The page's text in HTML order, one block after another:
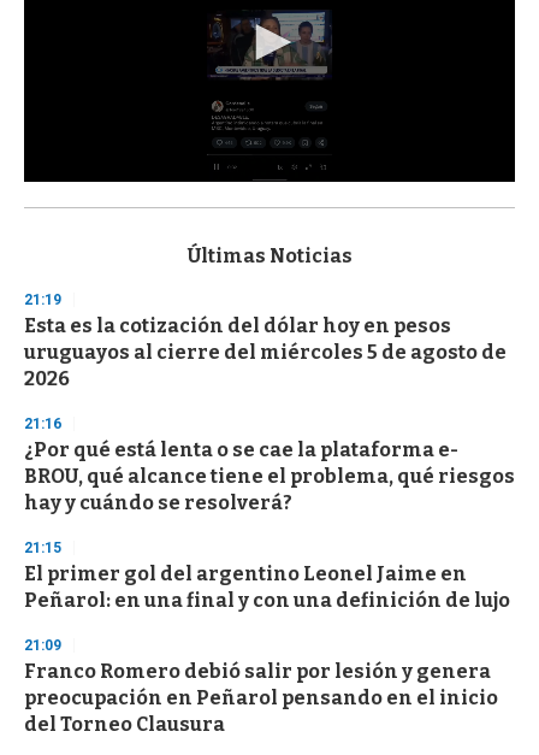
s
d
s
o
f
3
s
c
o
n
Últimas Noticias
21:19
Esta es la cotización del dólar hoy en pesos
uruguayos al cierre del miércoles 5 de agosto de
2026
21:16
¿Por qué está lenta o se cae la plataforma e-
BROU, qué alcance tiene el problema, qué riesgos
hay y cuándo se resolverá?
21:15
El primer gol del argentino Leonel Jaime en
Peñarol: en una final y con una definición de lujo
21:09
Franco Romero debió salir por lesión y genera
preocupación en Peñarol pensando en el inicio
del Torneo Clausura